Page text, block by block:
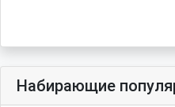
Набирающие